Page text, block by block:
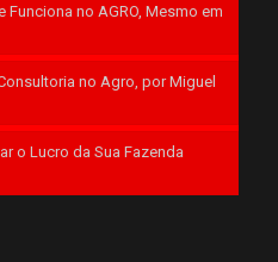
Funciona no AGRO, Mesmo em
no Agro, por Miguel
o Lucro da Sua Fazenda